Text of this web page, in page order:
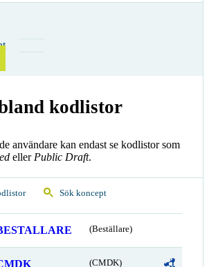
kodlistor
användare kan endast se kodlistor som
eller Public Draft.
Sök koncept
(Beställare)
(CMDK)